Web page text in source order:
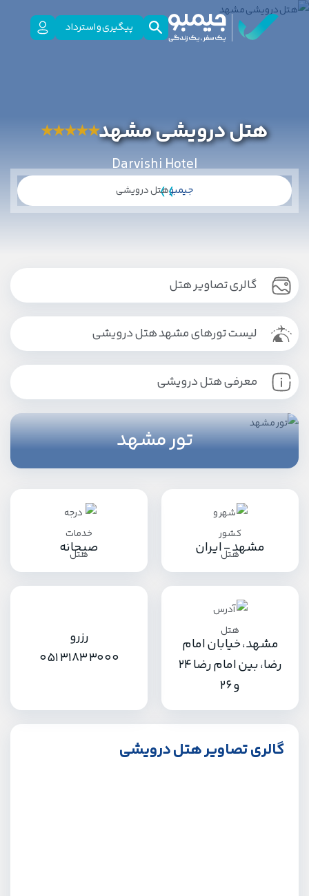
پیگیری و استرداد
هتل درویشی مشهد★
★
★
★
★
Darvishi Hotel
جیمبوهتل درویشی
گالری تصاویر هتل
لیست تورهای مشهد هتل درویشی
معرفی هتل درویشی
تور مشهد
مشهد - ایران صبحانه
مشهد، خیابان امام
رضا، بین امام رضا ۲۴
و ۲۶
رزرو
051 3183 3000
گالری تصاویر هتل درویشی